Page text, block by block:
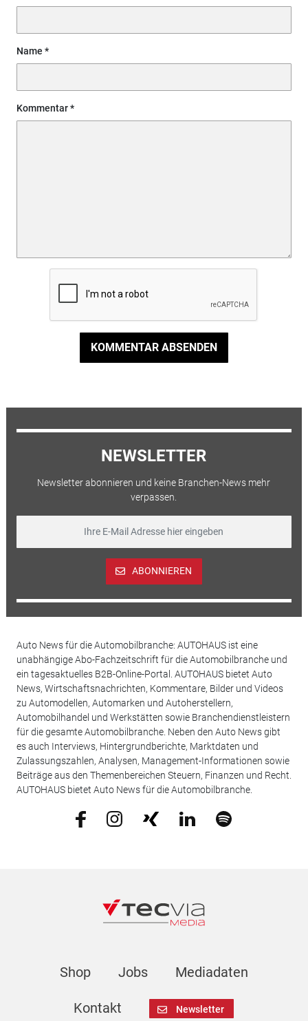
Name
Kommentar
KOMMENTAR ABSENDEN
NEWSLETTER
Newsletter abonnieren und keine Branchen-News mehr
verpassen.
ABONNIEREN
Auto News für die Automobilbranche: AUTOHAUS ist eine
unabhängige Abo-Fachzeitschrift für die Automobilbranche und
ein tagesaktuelles B2B-Online-Portal. AUTOHAUS bietet Auto
News, Wirtschaftsnachrichten, Kommentare, Bilder und Videos
zu Automodellen, Automarken und Autoherstellern,
Automobilhandel und Werkstätten sowie Branchendienstleistern
für die gesamte Automobilbranche. Neben den Auto News gibt
es auch Interviews, Hintergrundberichte, Marktdaten und
Zulassungszahlen, Analysen, Management-Informationen sowie
Beiträge aus den Themenbereichen Steuern, Finanzen und Recht.
AUTOHAUS bietet Auto News für die Automobilbranche.
Shop Jobs Mediadaten
Kontakt Newsletter